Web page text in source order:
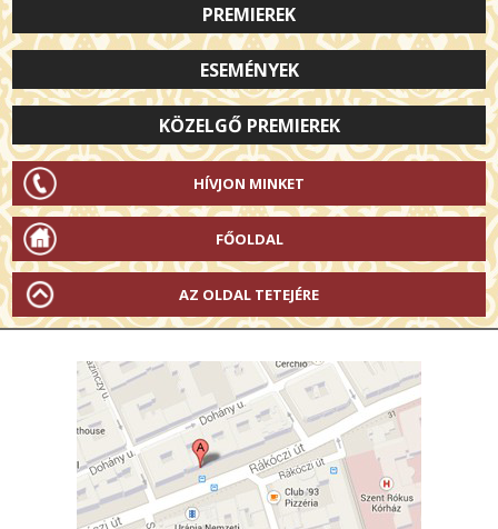
PREMIEREK
ESEMÉNYEK
KÖZELGŐ PREMIEREK
HÍVJON MINKET
FŐOLDAL
AZ OLDAL TETEJÉRE